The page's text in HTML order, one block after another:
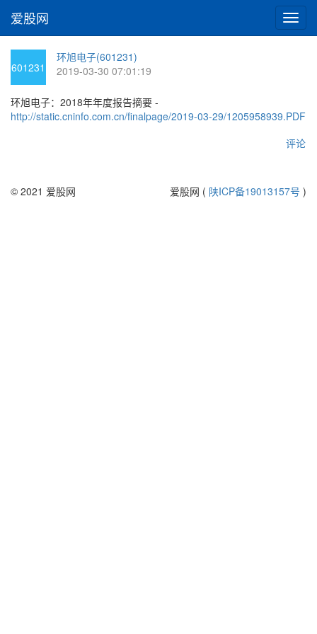
切
换
爱股网
601231
环旭电子(601231)
2019-03-30 07:01:19
环旭电子：2018年年度报告摘要 -
http://static.cninfo.com.cn/finalpage/2019-03-29/1205958939.PDF
评论
© 2021 爱股网 爱股网 ( 陕ICP备19013157号 )